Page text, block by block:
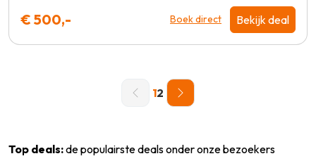
€ 500,- Boek direct Bekijk deal
12
Top deals:de populairste deals onder onze bezoekers